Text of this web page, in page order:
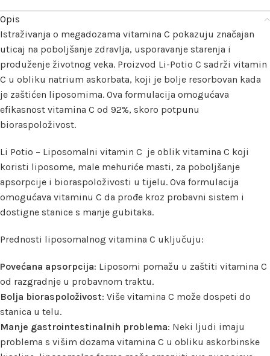
Opis
Istraživanja o megadozama vitamina C pokazuju značajan
uticaj na poboljšanje zdravlja, usporavanje starenja i
produženje životnog veka. Proizvod Li-Potio C sadrži vitamin
C u obliku natrium askorbata, koji je bolje resorbovan kada
je zaštićen liposomima. Ova formulacija omogućava
efikasnost vitamina C od 92%, skoro potpunu
bioraspoloživost.
Li Potio – Liposomalni vitamin C je oblik vitamina C koji
koristi liposome, male mehuriće masti, za poboljšanje
apsorpcije i bioraspoloživosti u tijelu. Ova formulacija
omogućava vitaminu C da prođe kroz probavni sistem i
dostigne stanice s manje gubitaka.
Prednosti liposomalnog vitamina C uključuju:
Povećana apsorpcija: Liposomi pomažu u zaštiti vitamina C
od razgradnje u probavnom traktu.
Bolja bioraspoloživost: Više vitamina C može dospeti do
stanica u telu.
Manje gastrointestinalnih problema: Neki ljudi imaju
problema s višim dozama vitamina C u obliku askorbinske